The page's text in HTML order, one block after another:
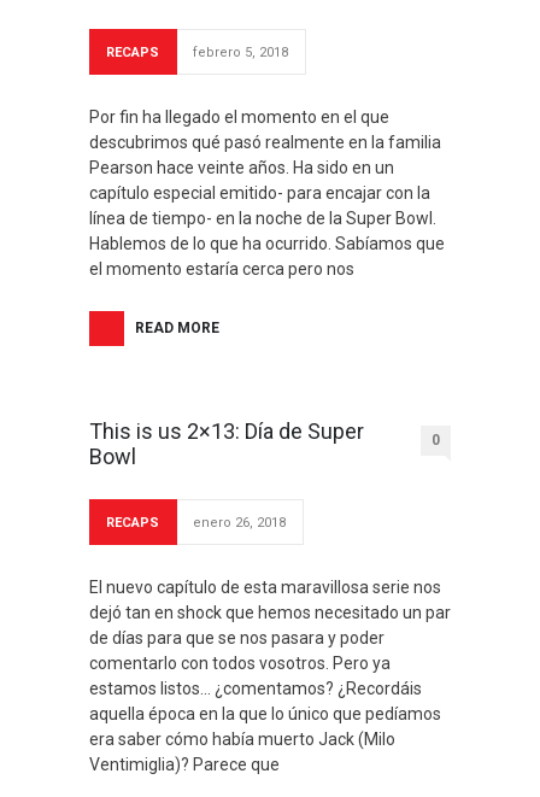
RECAPS febrero 5, 2018
Por fin ha llegado el momento en el que
descubrimos qué pasó realmente en la familia
Pearson hace veinte años. Ha sido en un
capítulo especial emitido- para encajar con la
línea de tiempo- en la noche de la Super Bowl.
Hablemos de lo que ha ocurrido. Sabíamos que
el momento estaría cerca pero nos
READ MORE
This is us 2×13: Día de Super
Bowl
0
RECAPS enero 26, 2018
El nuevo capítulo de esta maravillosa serie nos
dejó tan en shock que hemos necesitado un par
de días para que se nos pasara y poder
comentarlo con todos vosotros. Pero ya
estamos listos… ¿comentamos? ¿Recordáis
aquella época en la que lo único que pedíamos
era saber cómo había muerto Jack (Milo
Ventimiglia)? Parece que